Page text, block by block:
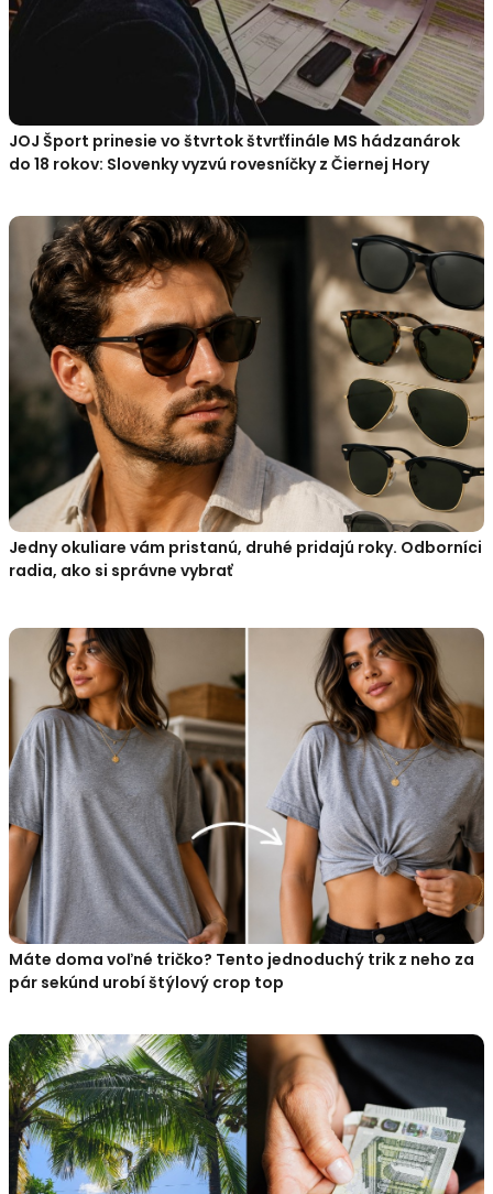
JOJ Šport prinesie vo štvrtok štvrťfinále MS hádzanárok
do 18 rokov: Slovenky vyzvú rovesníčky z Čiernej Hory
Jedny okuliare vám pristanú, druhé pridajú roky. Odborníci
radia, ako si správne vybrať
Máte doma voľné tričko? Tento jednoduchý trik z neho za
pár sekúnd urobí štýlový crop top